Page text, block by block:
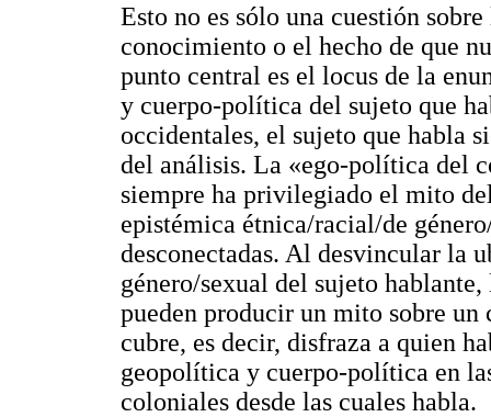
Esto no es sólo una cuestión
conocimiento o el hecho de que
punto central es el locus de la
y cuerpo-política del sujeto que
occidentales, el sujeto que habla
del análisis. La «ego-política del
siempre ha privilegiado el mito
epistémica étnica/racial/de
desconectadas. Al desvincular la
género/sexual del sujeto
pueden producir un mito sobre
cubre, es decir, disfraza a quien
geopolítica y cuerpo-política en
coloniales desde las cuales habla.